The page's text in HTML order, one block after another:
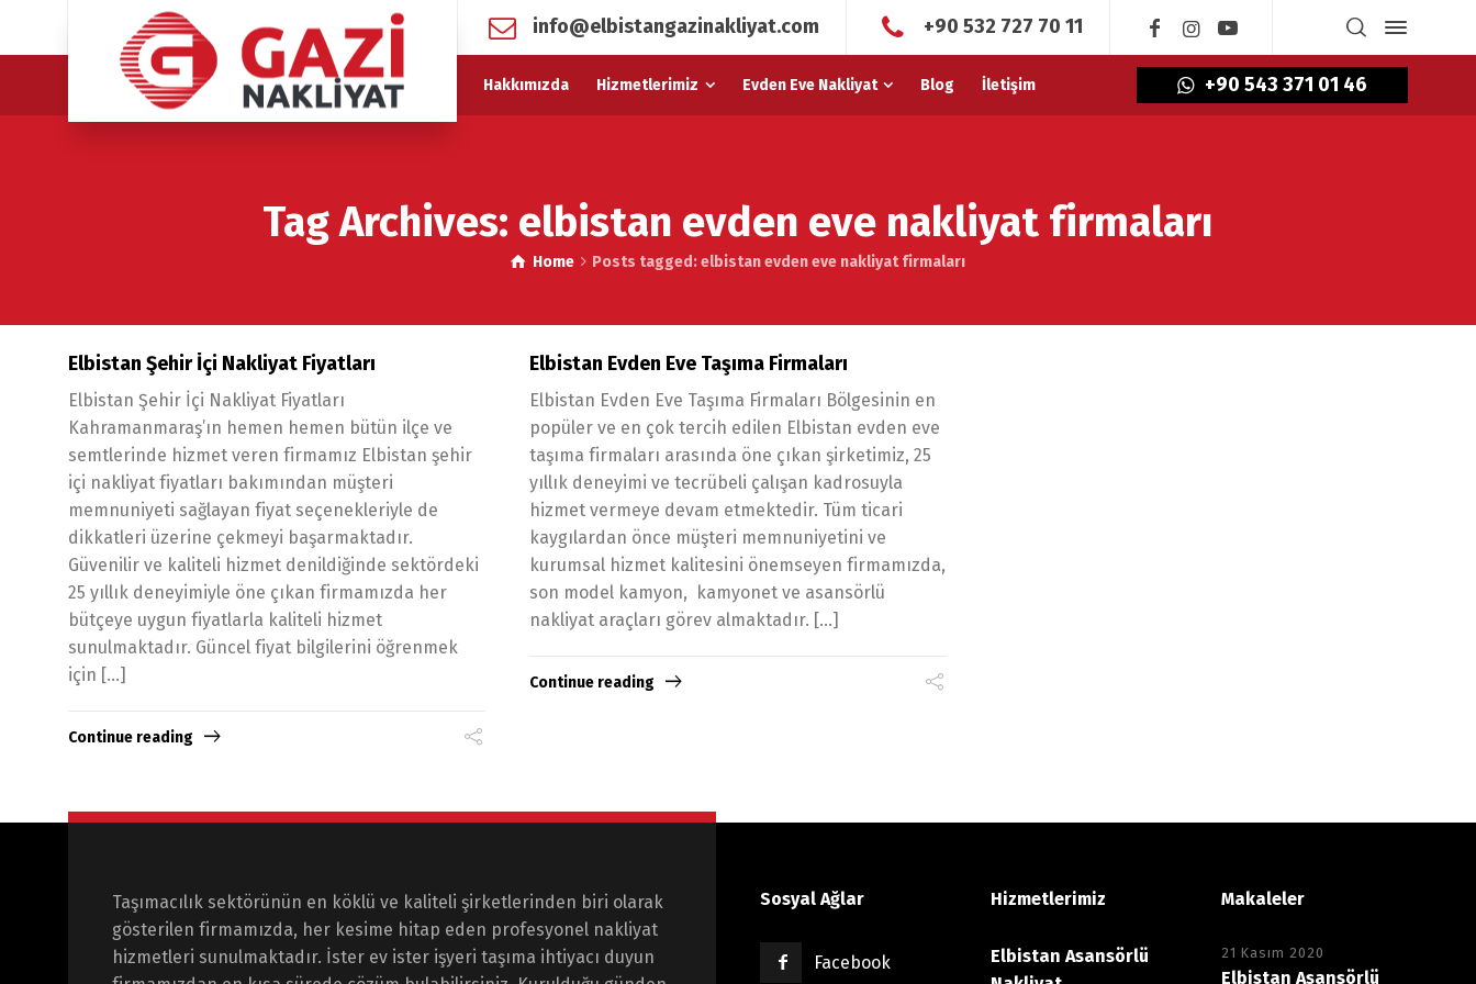
info@elbistangazinakliyat.com +90 532 727 70 11
Hakkımızda Hizmetlerimiz Evden Eve Nakliyat Blog İletişim +90 543 371 01 46
Tag Archives: elbistan evden eve nakliyat firmaları
Home Posts tagged: elbistan evden eve nakliyat firmaları
Elbistan Şehir İçi Nakliyat Fiyatları
Elbistan Şehir İçi Nakliyat Fiyatları
Kahramanmaraş’ın hemen hemen bütün ilçe ve
semtlerinde hizmet veren firmamız Elbistan şehir
içi nakliyat fiyatları bakımından müşteri
memnuniyeti sağlayan fiyat seçenekleriyle de
dikkatleri üzerine çekmeyi başarmaktadır.
Güvenilir ve kaliteli hizmet denildiğinde sektördeki
25 yıllık deneyimiyle öne çıkan firmamızda her
bütçeye uygun fiyatlarla kaliteli hizmet
sunulmaktadır. Güncel fiyat bilgilerini öğrenmek
için […]
Continue reading
Elbistan Evden Eve Taşıma Firmaları
Elbistan Evden Eve Taşıma Firmaları Bölgesinin en
popüler ve en çok tercih edilen Elbistan evden eve
taşıma firmaları arasında öne çıkan şirketimiz, 25
yıllık deneyimi ve tecrübeli çalışan kadrosuyla
hizmet vermeye devam etmektedir. Tüm ticari
kaygılardan önce müşteri memnuniyetini ve
kurumsal hizmet kalitesini önemseyen firmamızda,
son model kamyon, kamyonet ve asansörlü
nakliyat araçları görev almaktadır. […]
Continue reading
Taşımacılık sektörünün en köklü ve kaliteli şirketlerinden biri olarak
gösterilen firmamızda, her kesime hitap eden profesyonel nakliyat
hizmetleri sunulmaktadır. İster ev ister işyeri taşıma ihtiyacı duyun
Sosyal Ağlar
Facebook
Hizmetlerimiz
Elbistan Asansörlü
Makaleler
21 Kasım 2020
Elbistan Asansörlü